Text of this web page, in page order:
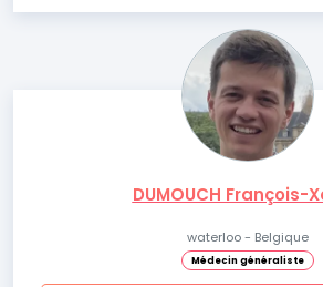
DUMOUCH François-
waterloo - Belgique
Médecin généraliste